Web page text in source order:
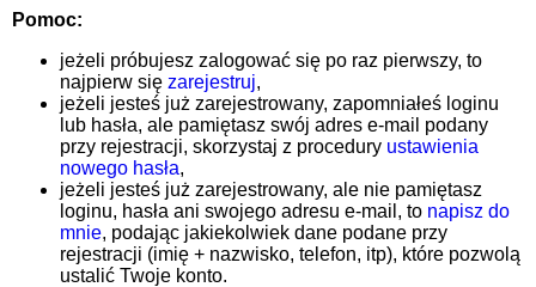
Pomoc:
jeżeli próbujesz zalogować się po raz pierwszy, to
najpierw się zarejestruj,
jeżeli jesteś już zarejestrowany, zapomniałeś loginu
lub hasła, ale pamiętasz swój adres e-mail podany
przy rejestracji, skorzystaj z procedury ustawienia
nowego hasła,
jeżeli jesteś już zarejestrowany, ale nie pamiętasz
loginu, hasła ani swojego adresu e-mail, to napisz do
mnie, podając jakiekolwiek dane podane przy
rejestracji (imię + nazwisko, telefon, itp), które pozwolą
ustalić Twoje konto.